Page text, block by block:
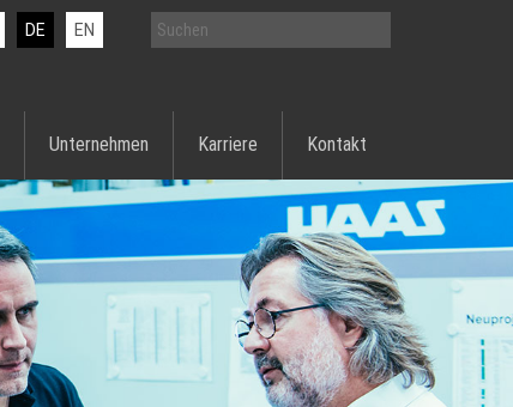
DE EN
Unternehmen Karriere Kontakt